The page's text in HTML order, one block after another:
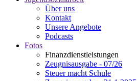
Über uns
Kontakt
Unsere Angebote
Podcasts
Fotos
Finanzdienstleistungen
Zeugnisausgabe - 07/26
Steuer macht Schule